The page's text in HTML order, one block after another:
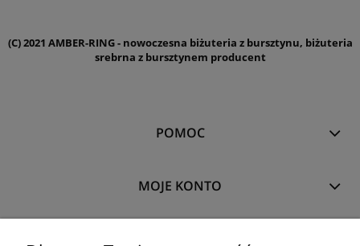
(C) 2021 AMBER-RING - nowoczesna biżuteria z bursztynu, biżuteria
srebrna z bursztynem producent
POMOC
MOJE KONTO